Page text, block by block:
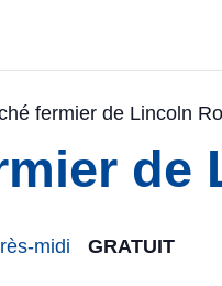
fermier de Lincoln
de
midi GRATUIT